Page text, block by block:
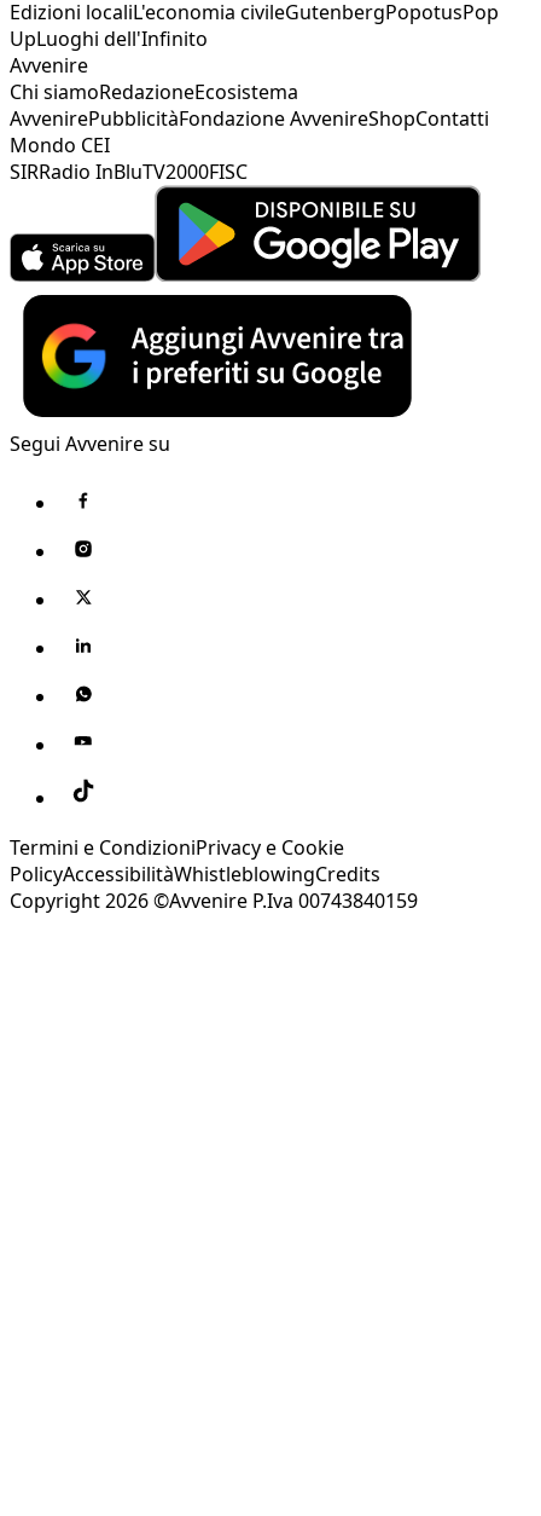
Edizioni localiL'economia civileGutenbergPopotusPop
UpLuoghi dell'Infinito
Avvenire
Chi siamoRedazioneEcosistema
AvvenirePubblicitàFondazione AvvenireShopContatti
Mondo CEI
SIRRadio InBluTV2000FISC
Segui Avvenire su
Termini e CondizioniPrivacy e Cookie
PolicyAccessibilitàWhistleblowingCredits
Copyright 2026 ©Avvenire P.Iva 00743840159